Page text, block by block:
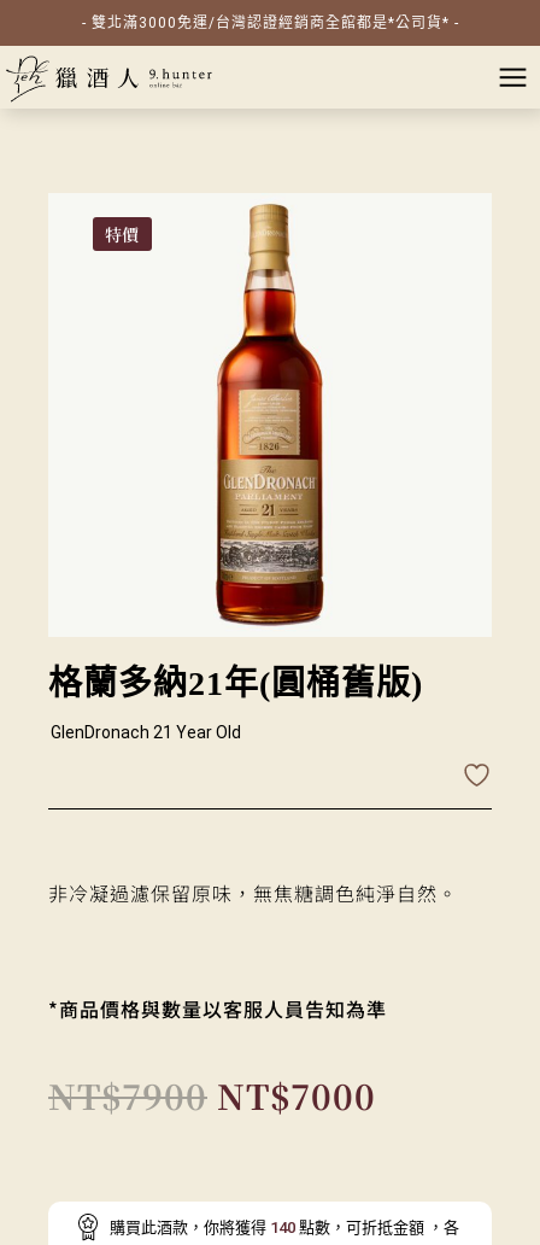
- 雙北滿3000免運/台灣認證經銷商全館都是*公司貨* -
特價
格蘭多納21年(圓桶舊版)
GlenDronach 21 Year Old
非冷凝過濾保留原味，無焦糖調色純淨自然。
*商品價格與數量以客服人員告知為準
NT$7900 NT$7000
購買此酒款，你將獲得 140 點數，可折抵金額 ，各